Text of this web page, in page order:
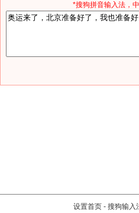
*搜狗拼音输入法，
设置首页 - 搜狗输入